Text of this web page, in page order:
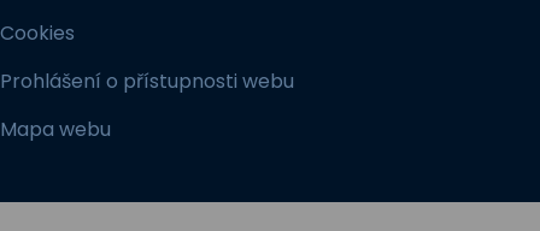
Cookies
Prohlášení o přístupnosti webu
Mapa webu